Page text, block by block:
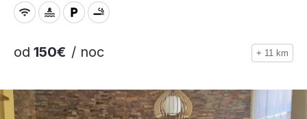
od 150€ / noc + 11 km